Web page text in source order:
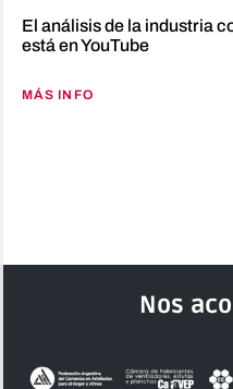
El análisis de la industria
está en YouTube
MÁS INFO
Nos